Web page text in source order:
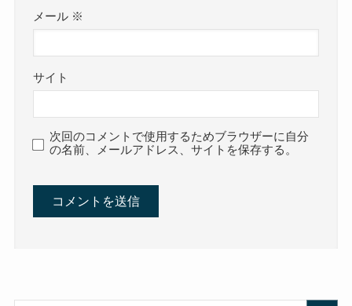
メール ※
サイト
次回のコメントで使用するためブラウザーに自分
の名前、メールアドレス、サイトを保存する。